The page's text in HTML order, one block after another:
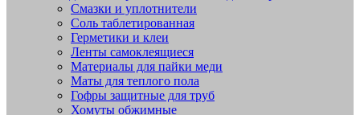
Смазки и уплотнители
Соль таблетированная
Герметики и клеи
Ленты самоклеящиеся
Материалы для пайки меди
Маты для теплого пола
Гофры защитные для труб
Хомуты обжимные